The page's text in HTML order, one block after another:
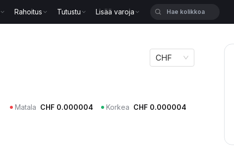
Rahoitus Tutustu Lisää varoja
CHF
Matala CHF 0.000004 Korkea CHF 0.000004